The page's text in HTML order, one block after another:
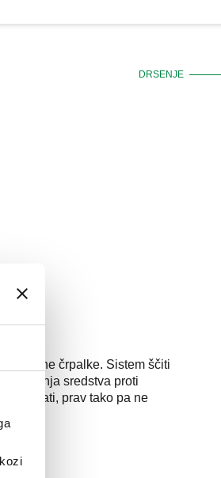
DRSENJE
toplotne črpalke. Sistem ščiti
sredstva proti
prav tako pa ne